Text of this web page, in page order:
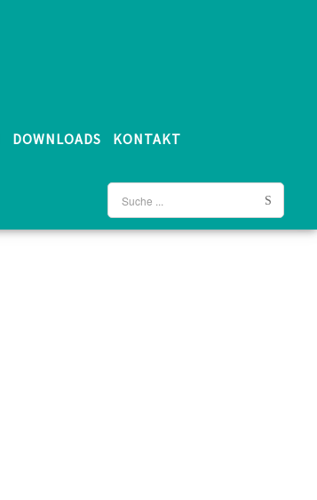
DOWNLOADS KONTAKT